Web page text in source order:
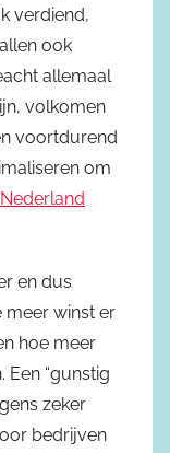
verdiend,
ook
allemaal
volkomen
voortdurend
om
en dus
meer winst er
hoe meer
Een “gunstig
zeker
bedrijven